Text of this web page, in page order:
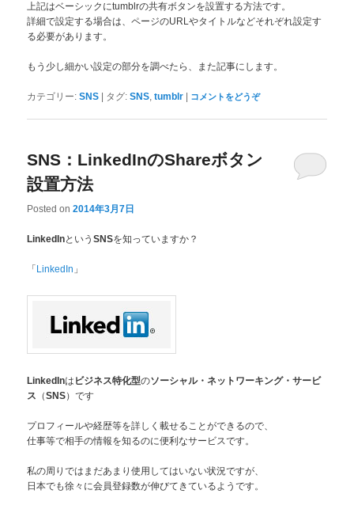
上記はベーシックにtumblrの共有ボタンを設置する方法です。
詳細で設定する場合は、ページのURLやタイトルなどそれぞれ設定す
る必要があります。
もう少し細かい設定の部分を調べたら、また記事にします。
カテゴリー: SNS | タグ: SNS ,tumblr | コメントをどうぞ
SNS：LinkedInのShareボタン
設置方法
Posted on2014年3月7日
LinkedInというSNSを知っていますか？
「 LinkedIn 」
LinkedInは ビジネス特化型のソーシャル・ネットワーキング・サービ
ス
（SNS）です
プロフィールや経歴等を詳しく載せることができるので、
仕事等で相手の情報を知るのに便利なサービスです。
私の周りではまだあまり使用してはいない状況ですが、
日本でも徐々に会員登録数が伸びてきているようです。